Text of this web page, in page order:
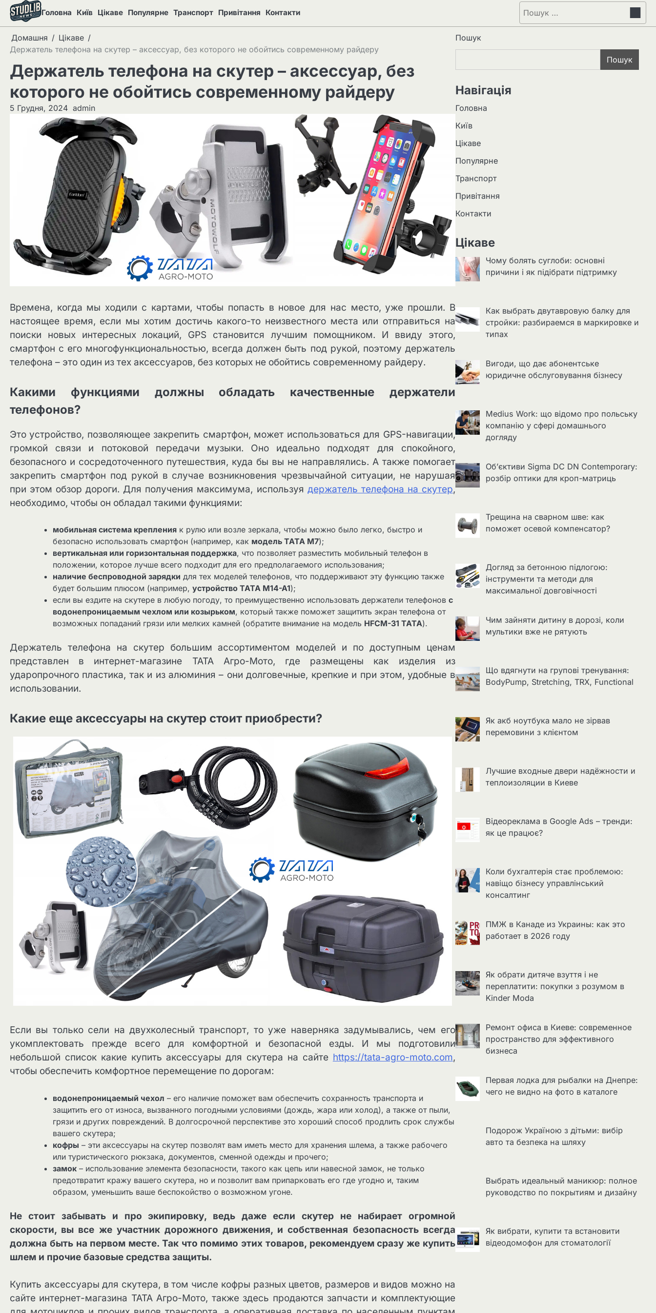
Перейти
вмісту
Головна Київ Цікаве Популярне Транспорт Привітання Контакти Пошук:
Домашня
Цікаве
Держатель телефона на скутер – аксессуар, без которого не обойтись современному райдеру
Держатель телефона на скутер – аксессуар, без
которого не обойтись современному райдеру
5 Грудня, 2024 admin
Времена, когда мы ходили с картами, чтобы попасть в новое для нас место, уже прошли. В
настоящее время, если мы хотим достичь какого-то неизвестного места или отправиться на
поиски новых интересных локаций, GPS становится лучшим помощником. И ввиду этого,
смартфон с его многофункциональностью, всегда должен быть под рукой, поэтому держатель
телефона – это один из тех аксессуаров, без которых не обойтись современному райдеру.
Какими функциями должны обладать качественные держатели
телефонов?
Это устройство, позволяющее закрепить смартфон, может использоваться для GPS-навигации,
громкой связи и потоковой передачи музыки. Оно идеально подходят для спокойного,
безопасного и сосредоточенного путешествия, куда бы вы не направлялись. А также помогает
закрепить смартфон под рукой в ​​случае возникновения чрезвычайной ситуации, не нарушая
при этом обзор дороги. Для получения максимума, используя держатель телефона на скутер,
необходимо, чтобы он обладал такими функциями:
мобильная система крепления к рулю или возле зеркала, чтобы можно было легко, быстро и
безопасно использовать смартфон (например, как модель TATA M7);
вертикальная или горизонтальная поддержка, что позволяет разместить мобильный телефон в
положении, которое лучше всего подходит для его предполагаемого использования;
наличие беспроводной зарядки для тех моделей телефонов, что поддерживают эту функцию также
будет большим плюсом (например, устройство TATA M14-A1);
если вы ездите на скутере в любую погоду, то преимущественно использовать держатели телефонов с
водонепроницаемым чехлом или козырьком, который также поможет защитить экран телефона от
возможных попаданий грязи или мелких камней (обратите внимание на модель HFCM-31 TATA).
Держатель телефона на скутер большим ассортиментом моделей и по доступным ценам
представлен в интернет-магазине ТАТА Агро-Мото, где размещены как изделия из
ударопрочного пластика, так и из алюминия – они долговечные, крепкие и при этом, удобные в
использовании.
Какие еще аксессуары на скутер стоит приобрести?
Если вы только сели на двухколесный транспорт, то уже наверняка задумывались, чем его
укомплектовать прежде всего для комфортной и безопасной езды. И мы подготовили
небольшой список какие купить аксессуары для скутера на сайте https://tata-agro-moto.com,
чтобы обеспечить комфортное перемещение по дорогам:
водонепроницаемый чехол – его наличие поможет вам обеспечить сохранность транспорта и
защитить его от износа, вызванного погодными условиями (дождь, жара или холод), а также от пыли,
грязи и других повреждений. В долгосрочной перспективе это хороший способ продлить срок службы
вашего скутера;
кофры – эти аксессуары на скутер позволят вам иметь место для хранения шлема, а также рабочего
или туристического рюкзака, документов, сменной одежды и прочего;
замок – использование элемента безопасности, такого как цепь или навесной замок, не только
предотвратит кражу вашего скутера, но и позволит вам припарковать его где угодно и, таким
образом, уменьшить ваше беспокойство о возможном угоне.
Не стоит забывать и про экипировку, ведь даже если скутер не набирает огромной
скорости, вы все же участник дорожного движения, и собственная безопасность всегда
должна быть на первом месте. Так что помимо этих товаров, рекомендуем сразу же купить
шлем и прочие базовые средства защиты.
Купить аксессуары для скутера, в том числе кофры разных цветов, размеров и видов можно на
сайте интернет-магазина ТАТА Агро-Мото, также здесь продаются запчасти и комплектующие
Пошук
Пошук
Навігація
Головна
Київ
Цікаве
Популярне
Транспорт
Привітання
Контакти
Цікаве
Чому болять суглоби: основні
причини і як підібрати підтримку
Как выбрать двутавровую балку для
стройки: разбираемся в маркировке и
типах
Вигоди, що дає абонентське
юридичне обслуговування бізнесу
Medius Work: що відомо про польську
компанію у сфері домашнього
догляду
Об’єктиви Sigma DC DN Contemporary:
розбір оптики для кроп-матриць
Трещина на сварном шве: как
поможет осевой компенсатор?
Догляд за бетонною підлогою:
інструменти та методи для
максимальної довговічності
Чим зайняти дитину в дорозі, коли
мультики вже не рятують
Що вдягнути на групові тренування:
BodyPump, Stretching, TRX, Functional
Як акб ноутбука мало не зірвав
перемовини з клієнтом
Лучшие входные двери надёжности и
теплоизоляции в Киеве
Відеореклама в Google Ads – тренди:
як це працює?
Коли бухгалтерія стає проблемою:
навіщо бізнесу управлінський
консалтинг
ПМЖ в Канаде из Украины: как это
работает в 2026 году
Як обрати дитяче взуття і не
переплатити: покупки з розумом в
Kinder Moda
Ремонт офиса в Киеве: современное
пространство для эффективного
бизнеса
Первая лодка для рыбалки на Днепре:
чего не видно на фото в каталоге
Подорож Україною з дітьми: вибір
авто та безпека на шляху
Выбрать идеальный маникюр: полное
руководство по покрытиям и дизайну
Як вибрати, купити та встановити
відеодомофон для стоматології